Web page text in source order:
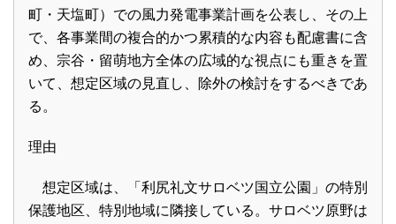
町・天塩町）での風力発電事業計画を公表し、その上
で、各事業間の複合的かつ累積的な内容も配慮書に含
め、宗谷・留萌地方全体の広域的な視点にも重きを置
いて、想定区域の見直し、除外の検討をするべきであ
る。
理由
想定区域は、「利尻礼文サロベツ国立公園」の特別
保護地区、特別地域に隣接している。サロベツ原野は